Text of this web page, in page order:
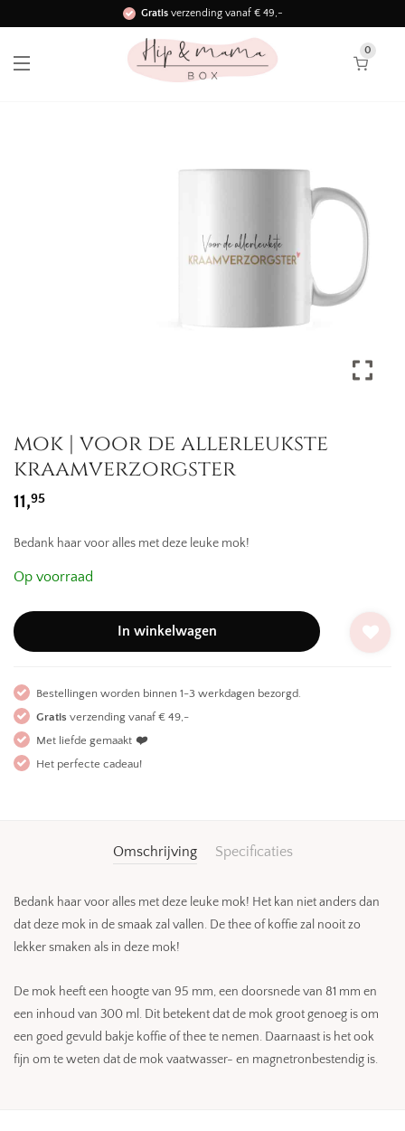
Gratisverzending vanaf € 49,-
Binnen 3 werkdagen in huis!
0
mok | voor de allerleukste
kraamverzorgster
11,95
Bedank haar voor alles met deze leuke mok!
Op voorraad
In winkelwagen
Bestellingen worden binnen 1-3 werkdagen bezorgd.
Gratis verzending vanaf € 49,-
Met liefde gemaakt ❤️
Het perfecte cadeau!
Omschrijving Specificaties
Bedank haar voor alles met deze leuke mok! Het kan niet anders dan
dat deze mok in de smaak zal vallen. De thee of koffie zal nooit zo
lekker smaken als in deze mok!
De mok heeft een hoogte van 95 mm, een doorsnede van 81 mm en
een inhoud van 300 ml. Dit betekent dat de mok groot genoeg is om
een goed gevuld bakje koffie of thee te nemen. Daarnaast is het ook
fijn om te weten dat de mok vaatwasser- en magnetronbestendig is.